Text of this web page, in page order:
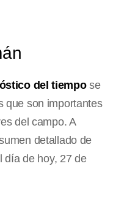
del tiempose
que son importantes
del campo. A
detallado de
día de hoy, 27 de